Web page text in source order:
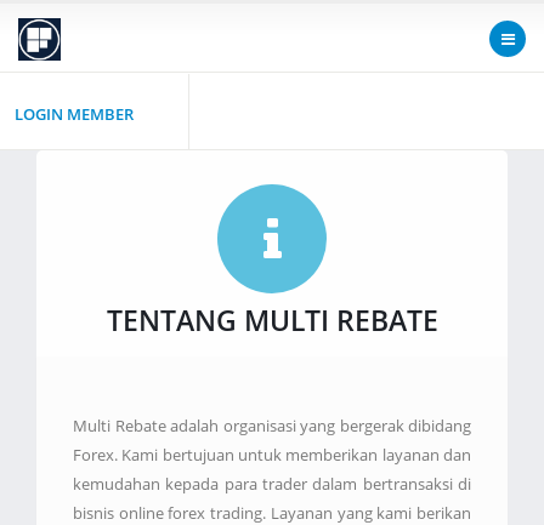
LOGIN MEMBER
TENTANG MULTI REBATE
Multi Rebate adalah organisasi yang bergerak dibidang
Forex. Kami bertujuan untuk memberikan layanan dan
kemudahan kepada para trader dalam bertransaksi di
bisnis online forex trading. Layanan yang kami berikan